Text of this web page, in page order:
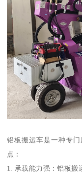
铝板搬运车是一种专
点：
1. 承载能力强：铝板搬